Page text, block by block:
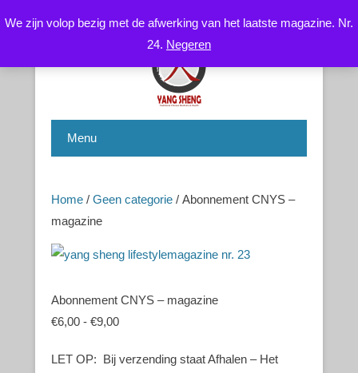
We zijn volop bezig met de afwerking van het laatste magazine. Nr.
24. Negeren
CNYS-TCM
Menu
Home / Geen categorie / Abonnement CNYS –
magazine
Abonnement CNYS – magazine
€6,00 - €9,00
LET OP: Bij verzending staat Afhalen – Het